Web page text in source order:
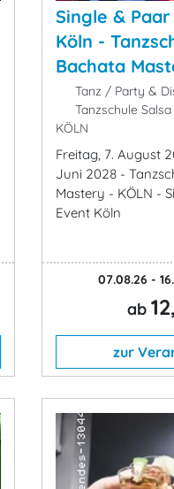
Single &
Köln -
Bachata
Tanz / Party &
Tanzschule
KÖLN
Freitag, 7. August
Juni 2028 -
Mastery - KÖLN -
Event Köln
07.08.26 -
ab
zur